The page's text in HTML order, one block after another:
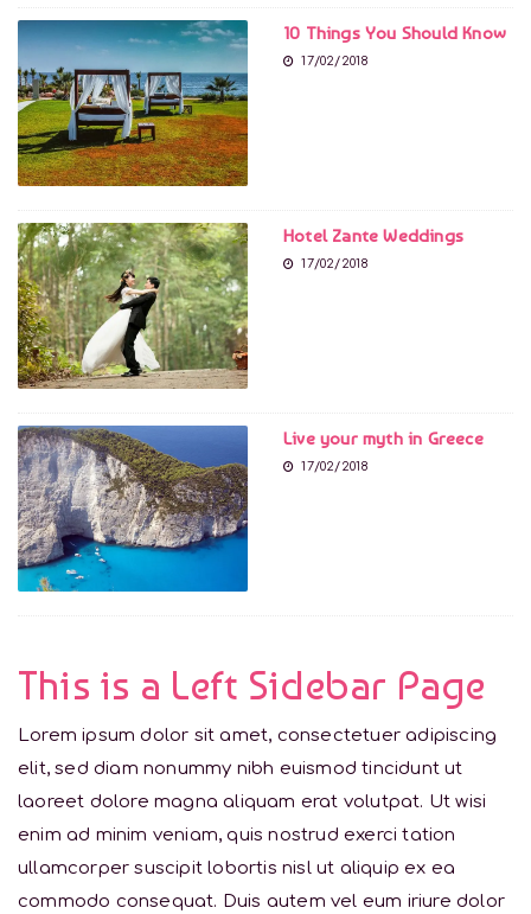
10 Things You Should Know
17/02/2018
Hotel Zante Weddings
17/02/2018
Live your myth in Greece
17/02/2018
This is a Left Sidebar Page
Lorem ipsum dolor sit amet, consectetuer adipiscing
elit, sed diam nonummy nibh euismod tincidunt ut
laoreet dolore magna aliquam erat volutpat. Ut wisi
enim ad minim veniam, quis nostrud exerci tation
ullamcorper suscipit lobortis nisl ut aliquip ex ea
commodo consequat. Duis autem vel eum iriure dolor